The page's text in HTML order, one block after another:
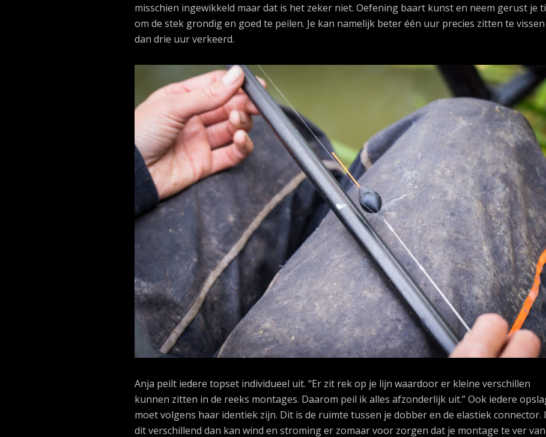
misschien ingewikkeld maar dat is het zeker niet. Oefening baart kunst en neem gerust je
om de stek grondig en goed te peilen. Je kan namelijk beter één uur precies zitten te vissen
dan drie uur verkeerd.
Anja peilt iedere topset individueel uit. “Er zit rek op je lijn waardoor er kleine verschillen
kunnen zitten in de reeks montages. Daarom peil ik alles afzonderlijk uit.” Ook iedere
moet volgens haar identiek zijn. Dit is de ruimte tussen je dobber en de elastiek connector.
dit verschillend dan kan wind en stroming er zomaar voor zorgen dat je montage te ver